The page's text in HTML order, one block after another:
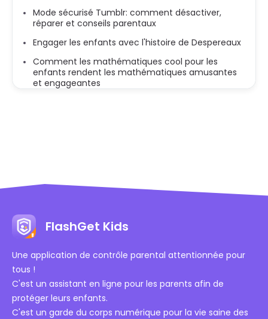
Mode sécurisé Tumblr: comment désactiver,
réparer et conseils parentaux
Engager les enfants avec l'histoire de Despereaux
Comment les mathématiques cool pour les
enfants rendent les mathématiques amusantes
et engageantes
FlashGet Kids
Une application de contrôle parental attentionnée pour
tous !
C'est un assistant en ligne pour les parents afin de
protéger leurs enfants.
C'est un garde du corps numérique pour la vie saine des